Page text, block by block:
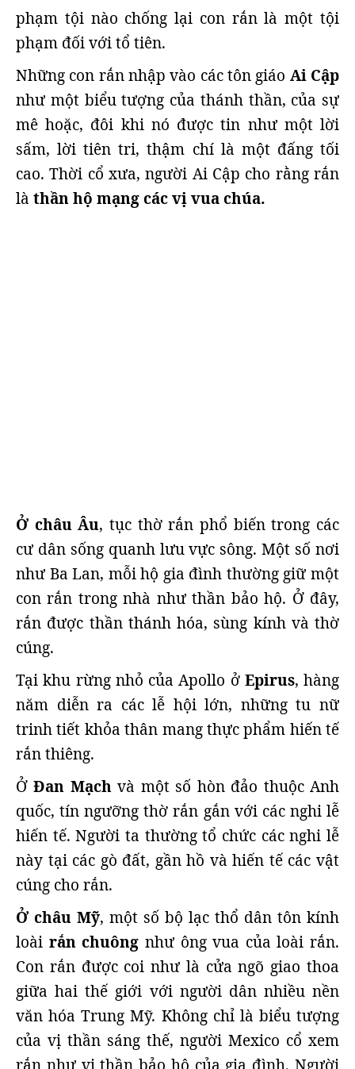
phạm tội nào chống lại con rắn là một tội
phạm đối với tổ tiên.
Những con rắn nhập vào các tôn giáo Ai Cập
như một biểu tượng của thánh thần, của sự
mê hoặc, đôi khi nó được tin như một lời
sấm, lời tiên tri, thậm chí là một đấng tối
cao. Thời cổ xưa, người Ai Cập cho rằng rắn
là thần hộ mạng các vị vua chúa.
Ở châu Âu, tục thờ rắn phổ biến trong các
cư dân sống quanh lưu vực sông. Một số nơi
như Ba Lan, mỗi hộ gia đình thường giữ một
con rắn trong nhà như thần bảo hộ. Ở đây,
rắn được thần thánh hóa, sùng kính và thờ
cúng.
Tại khu rừng nhỏ của Apollo ở Epirus, hàng
năm diễn ra các lễ hội lớn, những tu nữ
trinh tiết khỏa thân mang thực phẩm hiến tế
rắn thiêng.
ỞĐan Mạchvà một số hòn đảo thuộc Anh
quốc, tín ngưỡng thờ rắn gắn với các nghi lễ
hiến tế. Người ta thường tổ chức các nghi lễ
này tại các gò đất, gần hồ và hiến tế các vật
cúng cho rắn.
Ở châu Mỹ, một số bộ lạc thổ dân tôn kính
loài rắn chuông như ông vua của loài rắn.
Con rắn được coi như là cửa ngõ giao thoa
giữa hai thế giới với người dân nhiều nền
văn hóa Trung Mỹ. Không chỉ là biểu tượng
của vị thần sáng thế, người Mexico cổ xem